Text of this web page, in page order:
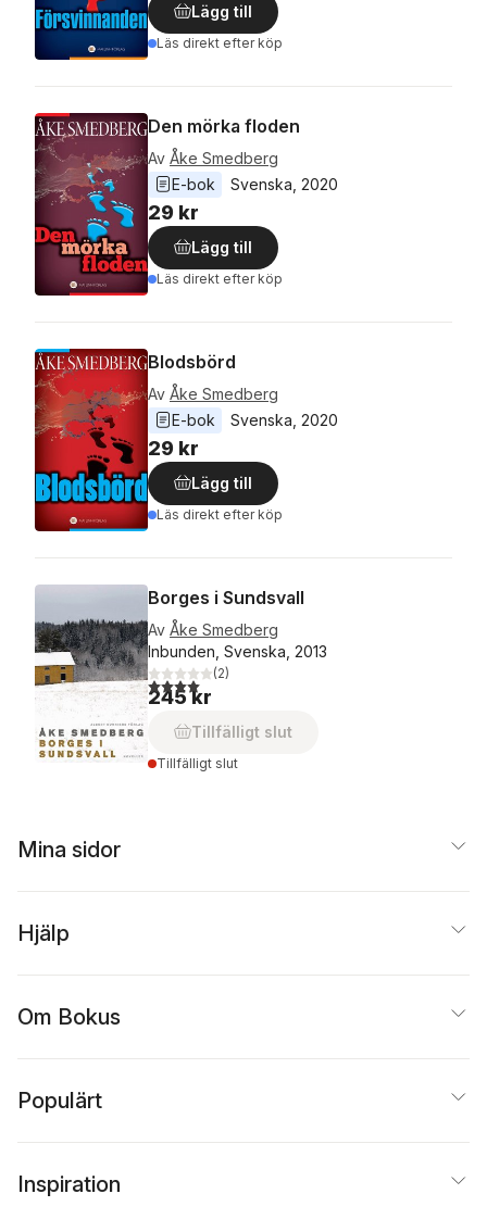
Lägg till
Läs direkt efter köp
Den mörka floden
Av Åke Smedberg
E-bok
Svenska 2020
29 kr
Lägg till
Läs direkt efter köp
Blodsbörd
Av Åke Smedberg
E-bok
Svenska 2020
29 kr
Lägg till
Läs direkt efter köp
Borges i Sundsvall
Av Åke Smedberg
Inbunden, Svenska, 2013
4,0utav 5 stjärnor. Totalt antal röster:
(2)
245 kr
Tillfälligt slut
Tillfälligt slut
Mina sidor
Hjälp
Om Bokus
Populärt
Inspiration